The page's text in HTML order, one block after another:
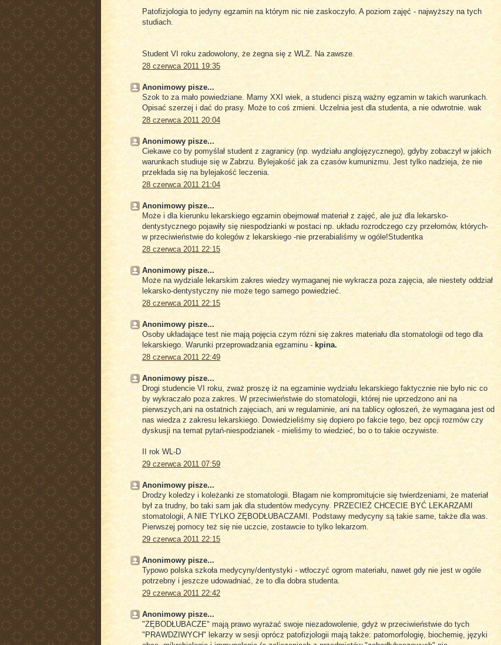
Patofizjologia to jedyny egzamin na którym nic nie zaskoczyło. A poziom zajęć - najwyższy na tych
studiach.
Student VI roku zadowolony, że żegna się z WLZ. Na zawsze.
28 czerwca 2011 19:35
Anonimowy pisze...
Szok to za mało powiedziane. Mamy XXI wiek, a studenci piszą ważny egzamin w takich warunkach.
Opisać szerzej i dać do prasy. Może to coś zmieni. Uczelnia jest dla studenta, a nie odwrotnie. wak
28 czerwca 2011 20:04
Anonimowy pisze...
Ciekawe co by pomyślał student z zagranicy (np. wydziału anglojęzycznego), gdyby zobaczył w jakich
warunkach studiuje się w Zabrzu. Bylejakość jak za czasów kumunizmu. Jest tylko nadzieja, że nie
przekłada się na bylejakość leczenia.
28 czerwca 2011 21:04
Anonimowy pisze...
Może i dla kierunku lekarskiego egzamin obejmował materiał z zajęć, ale już dla lekarsko-
dentystycznego pojawiły się niespodzianki w postaci np. układu rozrodczego czy przełomów, których-
w przeciwieństwie do kolegów z lekarskiego -nie przerabialiśmy w ogóle!Studentka
28 czerwca 2011 22:15
Anonimowy pisze...
Może na wydziale lekarskim zakres wiedzy wymaganej nie wykracza poza zajęcia, ale niestety oddział
lekarsko-dentystyczny nie może tego samego powiedzieć.
28 czerwca 2011 22:15
Anonimowy pisze...
Osoby układające test nie mają pojęcia czym różni się zakres materiału dla stomatologii od tego dla
lekarskiego. Warunki przeprowadzania egzaminu - kpina.
28 czerwca 2011 22:49
Anonimowy pisze...
Drogi studencie VI roku, zważ proszę iż na egzaminie wydziału lekarskiego faktycznie nie było nic co
by wykraczało poza zakres. W przeciwieństwie do stomatologii, której nie uprzedzono ani na
pierwszych,ani na ostatnich zajęciach, ani w regulaminie, ani na tablicy ogłoszeń, że wymagana jest od
nas wiedza z zakresu lekarskiego. Dowiedzieliśmy się dopiero po fakcie tego, bez opcji rozmów czy
dyskusji na temat pytań-niespodzianek - mieliśmy to wiedzieć, bo o to takie oczywiste.
II rok WL-D
29 czerwca 2011 07:59
Anonimowy pisze...
Drodzy koledzy i koleżanki ze stomatologii. Błagam nie kompromitujcie się twierdzeniami, że materiał
był za trudny, bo taki sam jak dla studentów medycyny. PRZECIEŻ CHCECIE BYĆ LEKARZAMI
stomatologii, A NIE TYLKO ZĘBODŁUBACZAMI. Podstawy medycyny są takie same, także dla was.
Pierwszej pomocy też się nie uczcie, zostawcie to tylko lekarzom.
29 czerwca 2011 22:15
Anonimowy pisze...
Typowo polska szkoła medycyny/dentystyki - wtłoczyć ogrom materiału, nawet gdy nie jest w ogóle
potrzebny i jeszcze udowadniać, że to dla dobra studenta.
29 czerwca 2011 22:42
Anonimowy pisze...
"ZĘBODŁUBACZE" mają prawo wyrażać swoje niezadowolenie, gdyż w przeciwieństwie do tych
"PRAWDZIWYCH" lekarzy w sesji oprócz patofizjologii mają także: patomorfologię, biochemię, języki